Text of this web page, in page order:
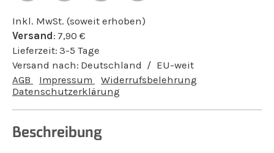
Inkl. MwSt. (soweit erhoben)
Versand: 7,90 €
Lieferzeit: 3-5 Tage
Versand nach: Deutschland
EU-weit
AGB
Impressum
Widerrufsbelehrung
Datenschutzerklärung
Beschreibung